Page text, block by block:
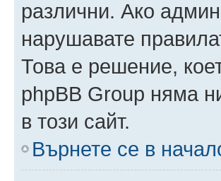
различни. Ако
нарушавате
Това е решение,
phpBB Group няма
в този сайт.
Върнете се в